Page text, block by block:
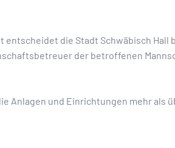
die Stadt Schwäbisch Hall
der betroffenen
Anlagen und Einrichtungen mehr als